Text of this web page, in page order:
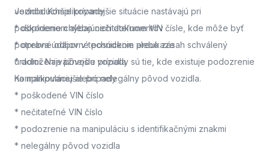
vozidla. Komplikovanejšie situácie nastávajú pri
poškodenom alebo nečitateľnom VIN čísle, kde môže byť
potrebné odborné posúdenie alebo zásah schválený
úradmi. Najvážnejšie prípady sú tie, kde existuje podozrenie
na manipuláciu alebo nelegálny pôvod vozidla.
Jednoduchšie prípady
* doplnenie chýbajúcich dokumentov
* oprava údajov v technickom preukaze
* doloženie pôvodu vozidla
Komplikovanejšie prípady
* poškodené VIN číslo
* nečitateľné VIN číslo
* podozrenie na manipuláciu s identifikačnými znakmi
* nelegálny pôvod vozidla